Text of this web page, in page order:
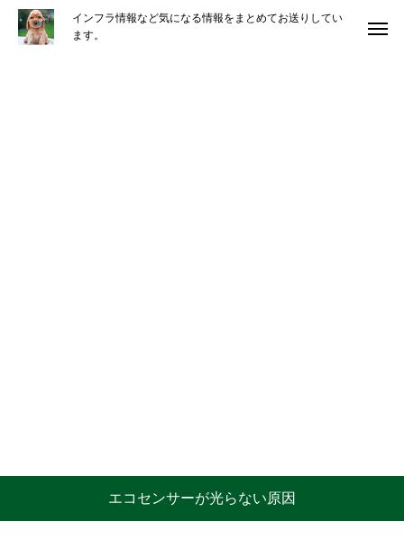
インフラ情報など気になる情報をまとめてお送りしてい
ます。
エコセンサーが光らない原因